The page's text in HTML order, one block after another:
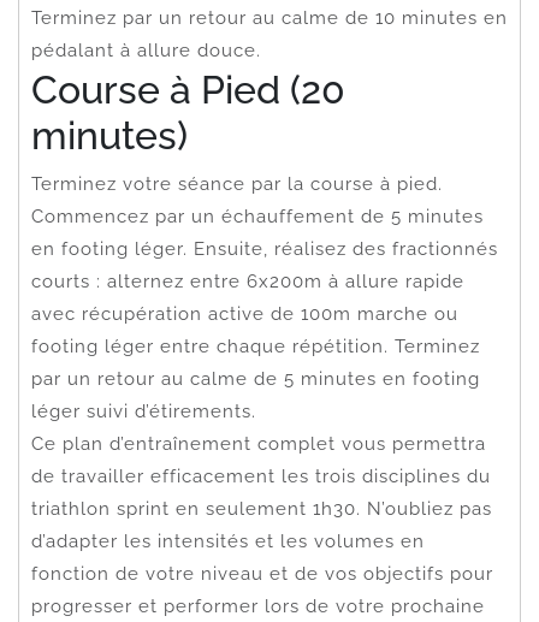
Terminez par un retour au calme de 10 minutes en
pédalant à allure douce.
Course à Pied (20
minutes)
Terminez votre séance par la course à pied.
Commencez par un échauffement de 5 minutes
en footing léger. Ensuite, réalisez des fractionnés
courts : alternez entre 6x200m à allure rapide
avec récupération active de 100m marche ou
footing léger entre chaque répétition. Terminez
par un retour au calme de 5 minutes en footing
léger suivi d’étirements.
Ce plan d’entraînement complet vous permettra
de travailler efficacement les trois disciplines du
triathlon sprint en seulement 1h30. N’oubliez pas
d’adapter les intensités et les volumes en
fonction de votre niveau et de vos objectifs pour
progresser et performer lors de votre prochaine